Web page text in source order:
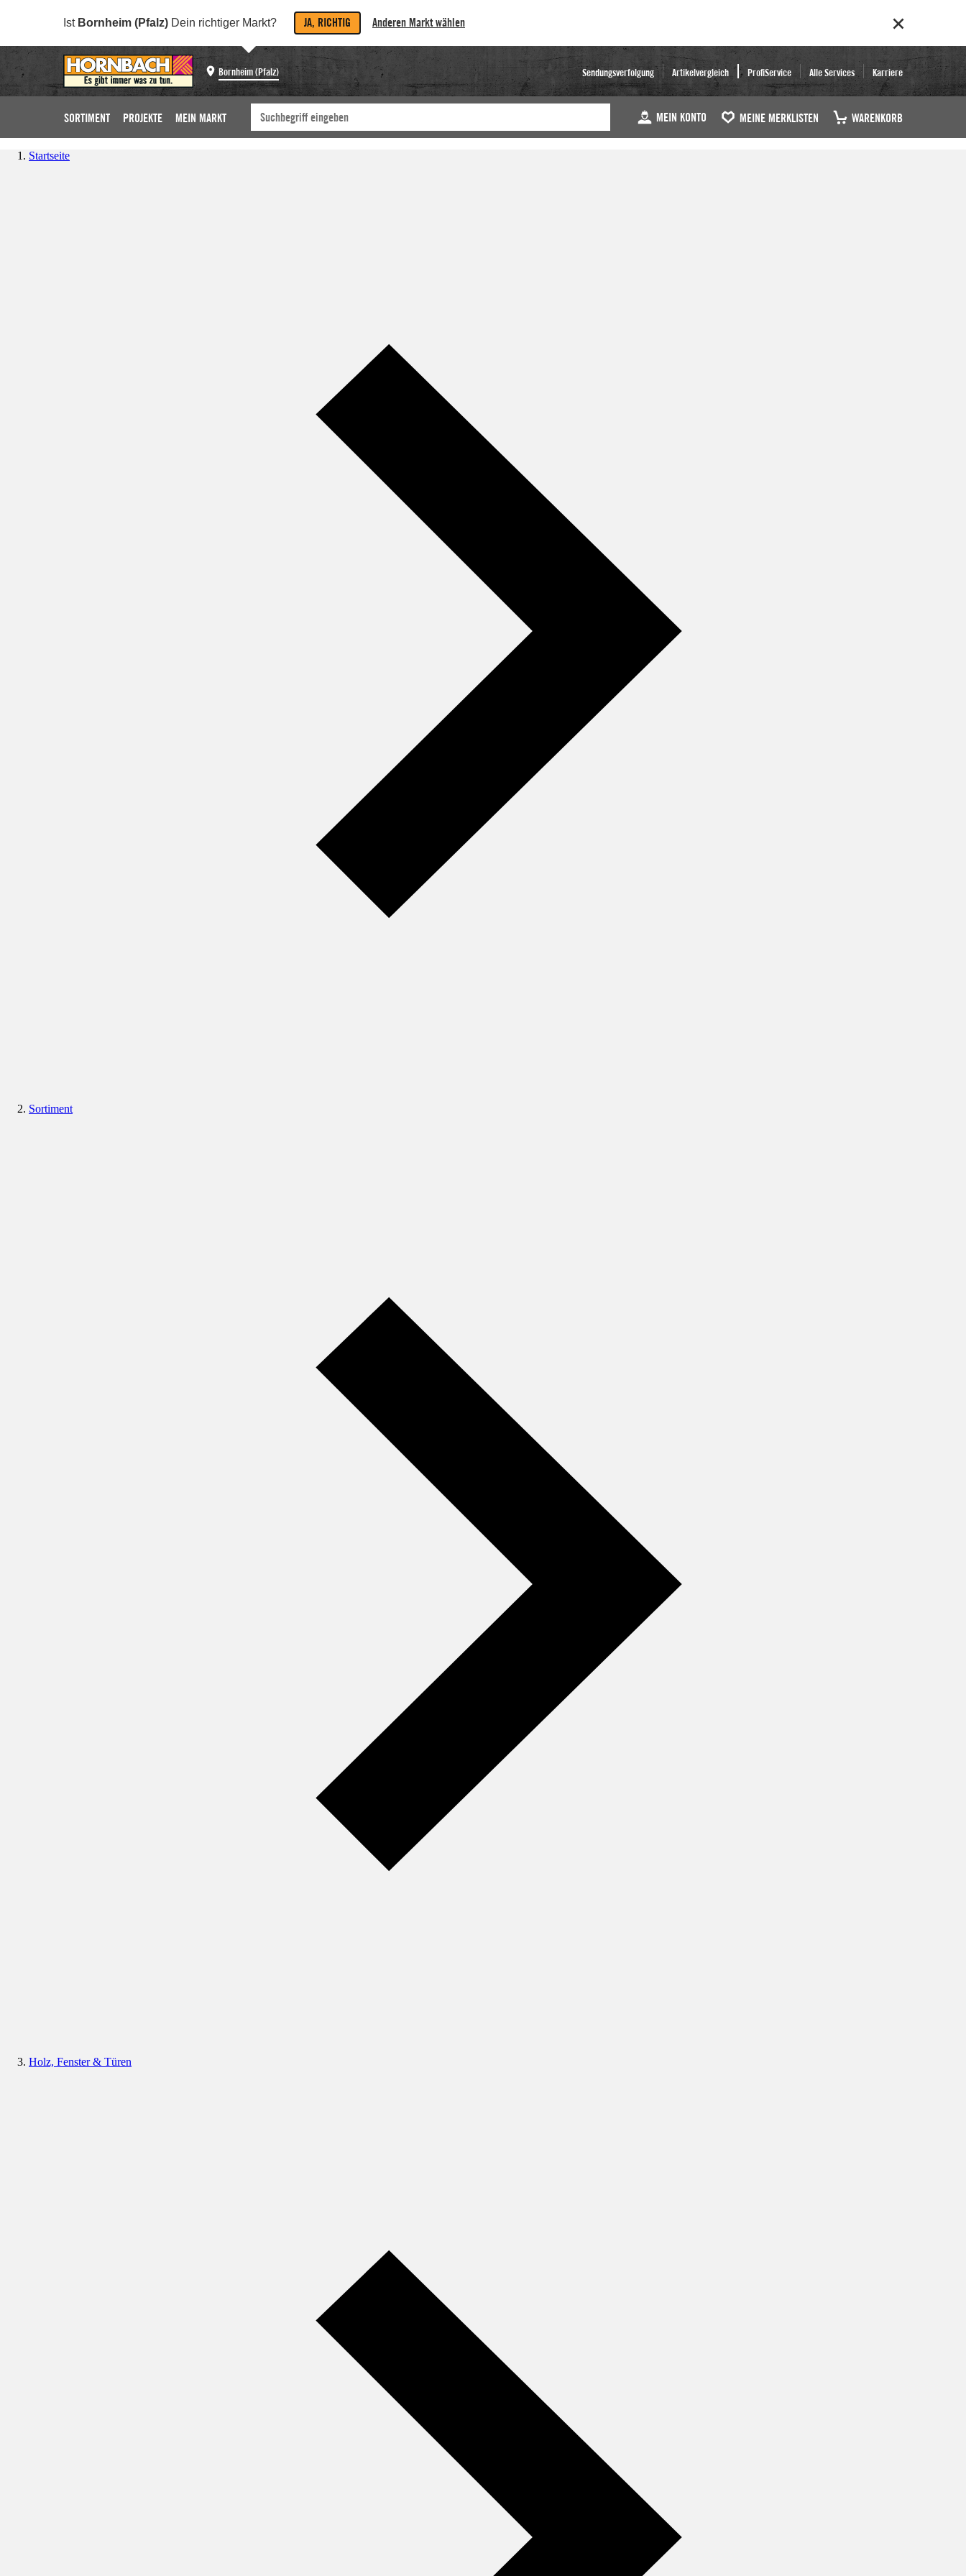
Ist Bornheim (Pfalz) Dein richtiger Markt? JA, RICHTIG Anderen Markt wählen
Bornheim (Pfalz) Sendungsverfolgung Artikelvergleich ProfiService Alle Services Karriere
SORTIMENT PROJEKTE MEIN MARKT MEIN KONTO MEINE MERKLISTEN WARENKORB
Startseite
Sortiment
Holz, Fenster & Türen